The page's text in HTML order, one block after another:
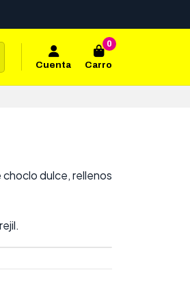
Cuenta
0
Carro
dulce, rellenos